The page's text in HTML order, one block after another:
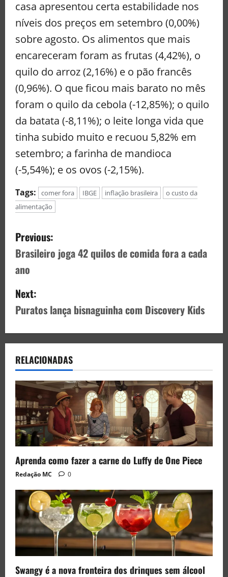
casa apresentou certa estabilidade nos
níveis dos preços em setembro (0,00%)
sobre agosto. Os alimentos que mais
encareceram foram as frutas (4,42%), o
quilo do arroz (2,16%) e o pão francês
(0,96%). O que ficou mais barato no mês
foram o quilo da cebola (-12,85%); o quilo
da batata (-8,11%); o leite longa vida que
tinha subido muito e recuou 5,82% em
setembro; a farinha de mandioca
(-5,54%); e os ovos (-2,15%).
Tags: comer fora IBGE inflação brasileira
o custo da
alimentação
Previous:
Brasileiro joga 42 quilos de comida fora a cada
ano
Next:
Puratos lança bisnaguinha com Discovery Kids
RELACIONADAS
Aprenda como fazer a carne do Luffy de One Piece
Redação MC 0
Swangy é a nova fronteira dos drinques sem álcool